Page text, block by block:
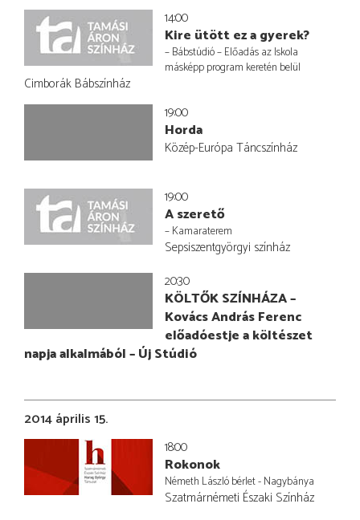
14:00
Kire ütött ez a gyerek?
– Bábstúdió – Előadás az Iskola
másképp program keretén belül
Cimborák Bábszínház
19:00
Horda
Közép-Európa Táncszínház
19:00
A szerető
– Kamaraterem
Sepsiszentgyörgyi színház
20:30
KÖLTŐK SZÍNHÁZA –
Kovács András Ferenc
előadóestje a költészet
napja alkalmából – Új Stúdió
2014 április 15.
18:00
Rokonok
Németh László bérlet - Nagybánya
Szatmárnémeti Északi Színház